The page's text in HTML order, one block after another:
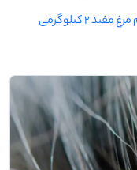
کیلوگرمی